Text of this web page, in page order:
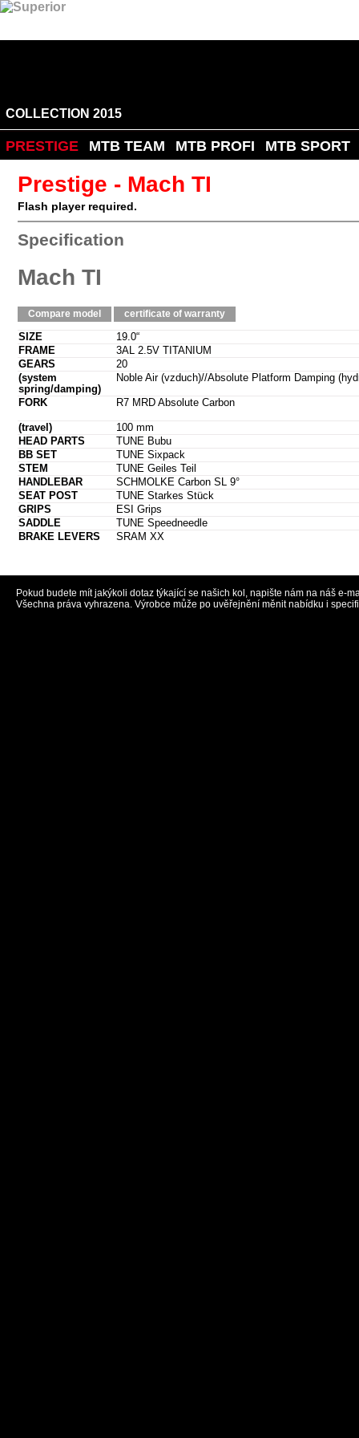
COLLECTION 2015
PRESTIGE MTB TEAM MTB PROFI MTB SPORT
Prestige - Mach TI
Flash player required.
Specification
Mach TI
Compare model certificate of warranty
SIZE
19.0“
FRAME
3AL 2.5V TITANIUM
GEARS
20
(system
spring/damping)
Noble Air (vzduch)//Absolute Platform Damping
FORK R7 MRD Absolute Carbon
(travel)
100 mm
HEAD PARTS
TUNE Bubu
BB SET
TUNE Sixpack
STEM
TUNE Geiles Teil
HANDLEBAR
SCHMOLKE Carbon SL 9°
SEAT POST
TUNE Starkes Stück
GRIPS
ESI Grips
SADDLE
TUNE Speedneedle
BRAKE LEVERS
SRAM XX
Pokud budete mít jakýkoli dotaz týkající se našich kol, napište nám na náš e-
Všechna práva vyhrazena. Výrobce může po uvěřejnění měnit nabídku i